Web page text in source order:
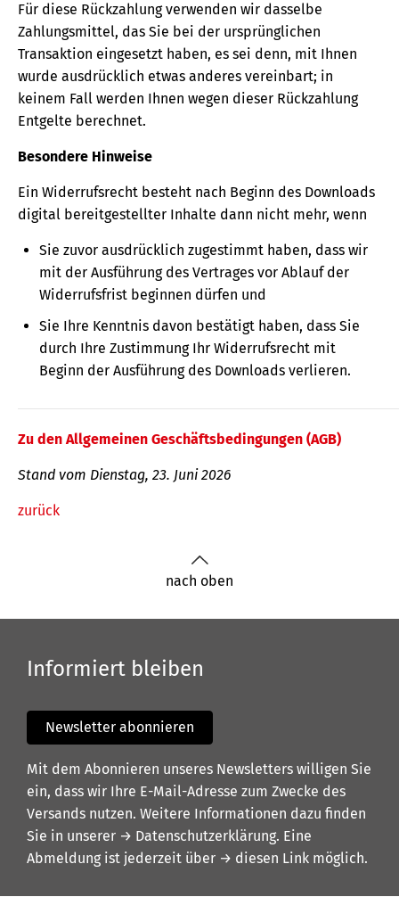
Für diese Rückzahlung verwenden wir dasselbe
Zahlungsmittel, das Sie bei der ursprünglichen
Transaktion eingesetzt haben, es sei denn, mit Ihnen
wurde ausdrücklich etwas anderes vereinbart; in
keinem Fall werden Ihnen wegen dieser Rückzahlung
Entgelte berechnet.
Besondere Hinweise
Ein Widerrufsrecht besteht nach Beginn des Downloads
digital bereitgestellter Inhalte dann nicht mehr, wenn
Sie zuvor ausdrücklich zugestimmt haben, dass wir
mit der Ausführung des Vertrages vor Ablauf der
Widerrufsfrist beginnen dürfen und
Sie Ihre Kenntnis davon bestätigt haben, dass Sie
durch Ihre Zustimmung Ihr Widerrufsrecht mit
Beginn der Ausführung des Downloads verlieren.
Zu den Allgemeinen Geschäftsbedingungen (AGB)
Stand vom Dienstag, 23. Juni 2026
zurück
nach oben
Informiert bleiben
Newsletter abonnieren
Mit dem Abonnieren unseres Newsletters willigen Sie
ein, dass wir Ihre E-Mail-Adresse zum Zwecke des
Versands nutzen. Weitere Informationen dazu finden
Sie in unserer → Datenschutzerklärung. Eine
Abmeldung ist jederzeit über → diesen Link möglich.